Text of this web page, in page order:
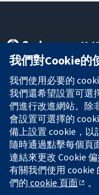
可信任實證
知情決定
更完善的健康照
護
11-
W1G
The Cochrane Collaboration
company limited by
England & Wales. VAT
版權所有 © 2026 The
我們對Cookie的
我們使用必要的
我們還希望設置可選
們進行改進網站。除
會設置可選擇的
備上設置 cookie，以
隨時通過點擊每個頁
連結來更改 Cookie 偏
有關我們使用 cookie
們的 cookie 頁面 。